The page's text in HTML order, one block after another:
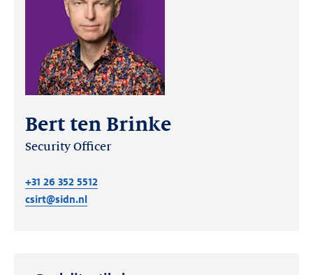
Bert ten Brinke
Security Officer
+31 26 352 5512
csirt@sidn.nl